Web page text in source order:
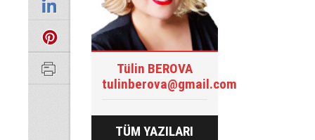
Tülin BEROVA
tulinberova@gmail.com
TÜM YAZILARI